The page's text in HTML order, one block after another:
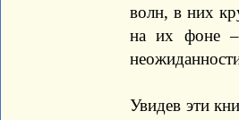
волн, в них
на их фоне
Увидев эти